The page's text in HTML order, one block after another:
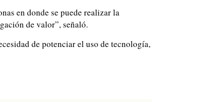
en donde se puede realizar la
de valor”, señaló.
de potenciar el uso de tecnología,